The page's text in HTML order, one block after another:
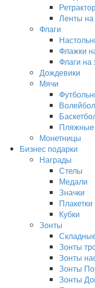
Ленты на
Флаги
Флажки
Флаги на
Дождевики
Мячи
Пляжные
Монетницы
Бизнес подарки
Награды
Стелы
Медали
Значки
Плакетки
Кубки
Зонты
Зонты
Зонты
Зонты
Зонты